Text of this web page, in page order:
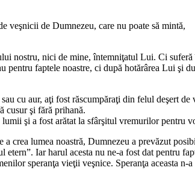
veşnicii de Dumnezeu, care nu poate să mintă,
nostru, nici de mine, întemniţatul Lui. Ci
pentru faptele noastre, ci după hotărârea Lui şi
cu aur, aţi fost răscumpăraţi din felul deşert
cusur şi fără prihană.
şi a fost arătat la sfârşitul vremurilor pentru
crea lumea noastră, Dumnezeu a prevăzut
Iar harul acesta nu ne-a fost dat pentru
speranţa vieţii veşnice. Speranţa aceasta